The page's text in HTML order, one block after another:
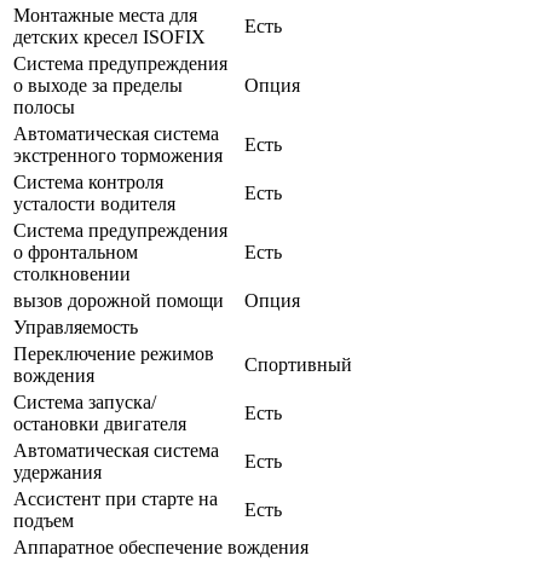
Монтажные места для
детских кресел ISOFIX
Есть
Система предупреждения
о выходе за пределы
полосы
Опция
Автоматическая система
экстренного торможения
Есть
Система контроля
усталости водителя
Есть
Система предупреждения
о фронтальном
столкновении
Есть
вызов дорожной помощи
Опция
Управляемость
Переключение режимов
вождения
Спортивный
Система запуска/
остановки двигателя
Есть
Автоматическая система
удержания
Есть
Ассистент при старте на
подъем
Есть
Аппаратное обеспечение вождения